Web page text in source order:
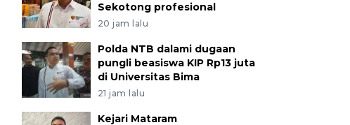
Sekotong profesional
20 jam lalu
Polda NTB dalami dugaan
pungli beasiswa KIP Rp13 juta
di Universitas Bima
21 jam lalu
Kejari Mataram